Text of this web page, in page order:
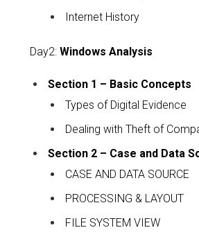
Internet History
Day2:Windows Analysis
Section 1 – Basic Concepts
Types of Digital Evidence
Dealing with Theft of
Section 2 – Case and Data
CASE AND DATA SOURCE
PROCESSING & LAYOUT
FILE SYSTEM VIEW